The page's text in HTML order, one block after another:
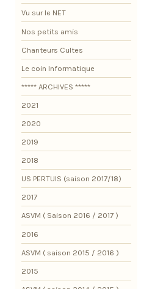
Vu sur le NET
Nos petits amis
Chanteurs Cultes
Le coin Informatique
***** ARCHIVES *****
2021
2020
2019
2018
US PERTUIS (saison 2017/18)
2017
ASVM ( Saison 2016 / 2017 )
2016
ASVM ( saison 2015 / 2016 )
2015